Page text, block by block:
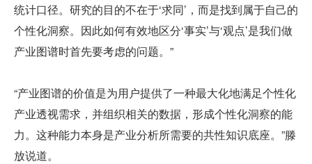
统计口径。研究的目的不在于‘求同’，而是找到属于自己的
个性化洞察。因此如何有效地区分‘事实’与‘观点’是我们做
产业图谱时首先要考虑的问题。”
“产业图谱的价值是为用户提供了一种最大化地满足个性化
产业透视需求，并组织相关的数据，形成个性化洞察的能
力。这种能力本身是产业分析所需要的共性知识底座。”滕
放说道。